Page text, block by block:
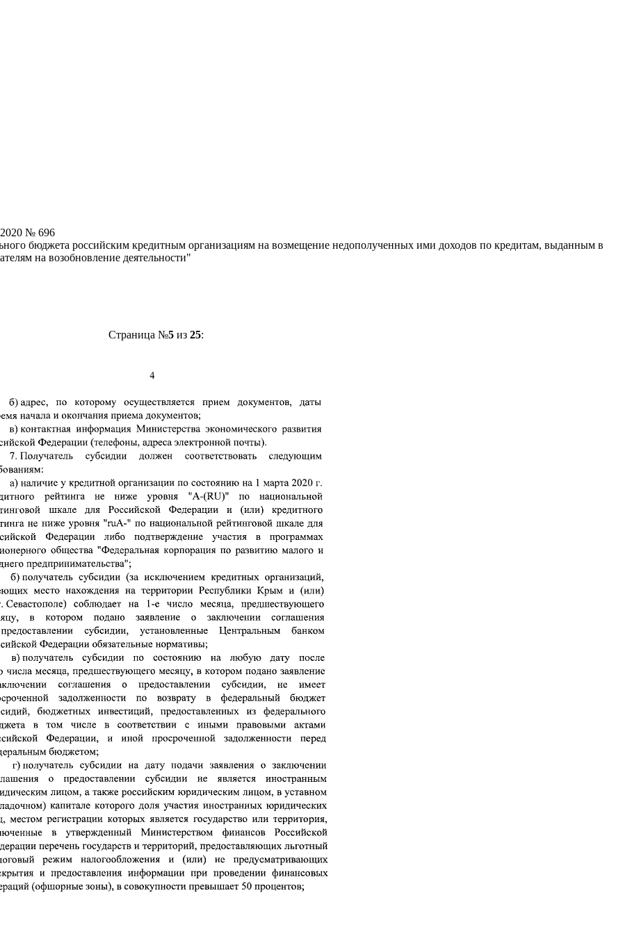
№ 696
бюджета российским кредитным организациям на возмещение недополученных ими доходов по кредитам, выданным в
на возобновление деятельности"
Страница №5из 25: